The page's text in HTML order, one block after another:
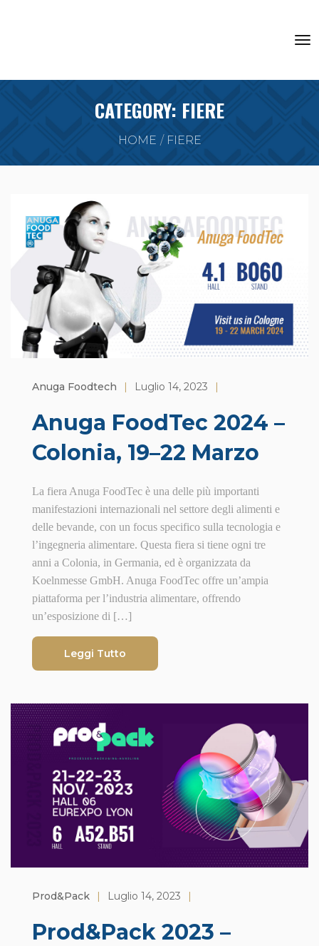
CATEGORY: FIERE
HOME FIERE
Anuga Foodtech | Luglio 14, 2023 |
Anuga FoodTec 2024 –
Colonia, 19–22 Marzo
La fiera Anuga FoodTec è una delle più importanti
manifestazioni internazionali nel settore degli alimenti e
delle bevande, con un focus specifico sulla tecnologia e
l’ingegneria alimentare. Questa fiera si tiene ogni tre
anni a Colonia, in Germania, ed è organizzata da
Koelnmesse GmbH. Anuga FoodTec offre un’ampia
piattaforma per l’industria alimentare, offrendo
un’esposizione di […]
Leggi Tutto
Prod&pack | Luglio 14, 2023 |
Prod&Pack 2023 –